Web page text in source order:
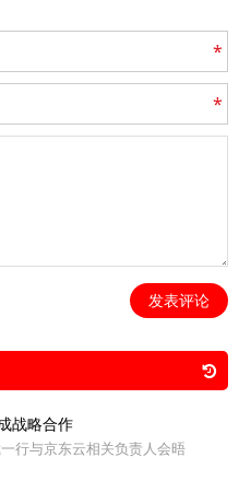
*
*
发表评论
战略合作
行与京东云相关负责人会晤